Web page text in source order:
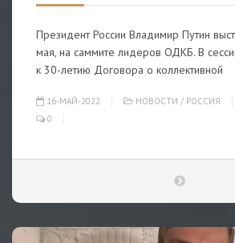
Президент России Владимир Путин
мая, на саммите лидеров ОДКБ. В
к 30-летию Договора о коллективной
16-МАЙ-2022 НОВОСТИ / РОССИЯ
0